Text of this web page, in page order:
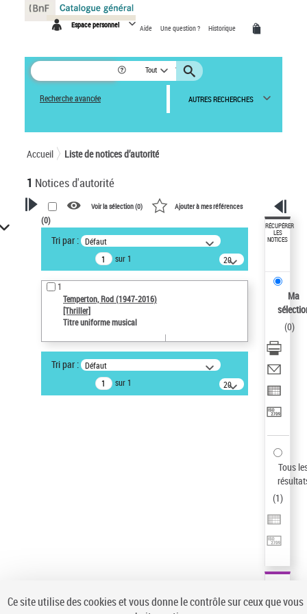
Espace personnel Aide Une question ? Historique
Tout
Recherche avancée AUTRES RECHERCHES
Accueil Liste de notices d’autorité
1 Notices d'autorité
VOTRE RECHERCHE
Recherche avancée dans les
notices d’autorité
Œuvres liées à l'auteur :
Temperton, Rod (1947-2016)
Sauvegarder votre recherche
AFFINER
Type de notice d'autorité
Voir la sélection (0) Ajouter à mes références
(0)
Tri par : Défaut
sur 1
20
résultats/page
1
Temperton, Rod (1947-2016)
[Thriller]
Titre uniforme musical
Tri par : Défaut
sur 1
20
résultats/page
RÉCUPÉRER
LES
NOTICES
Ma
(0)
Tous
(1)
Panneau de gestion des cookies
Ce site utilise des cookies et vous donne le contrôle sur ceux que vous